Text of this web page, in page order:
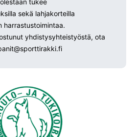
tukee
sekä lahjakorteilla
harrastustoimintaa.
yhdistysyhteistyöstä, ota